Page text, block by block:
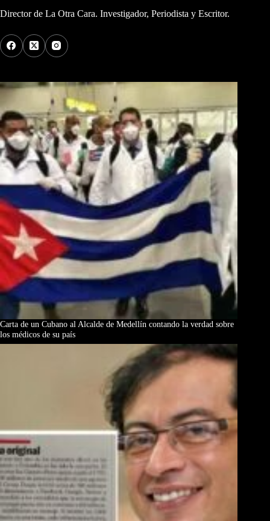
Director de La Otra Cara. Investigador, Periodista y Escritor.
Carta de un Cubano al Alcalde de Medellín contando la verdad sobre
los médicos de su país